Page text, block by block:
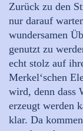
Zurück zu den
nur darauf
wundersamen
genutzt zu
echt stolz auf
Merkel‘schen
wird, denn dass
erzeugt werden
klar. Da